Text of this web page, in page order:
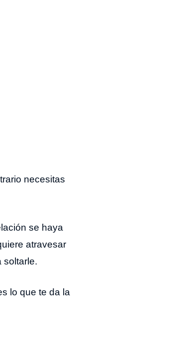
necesitas
se haya
atravesar
soltarle.
lo que te da la